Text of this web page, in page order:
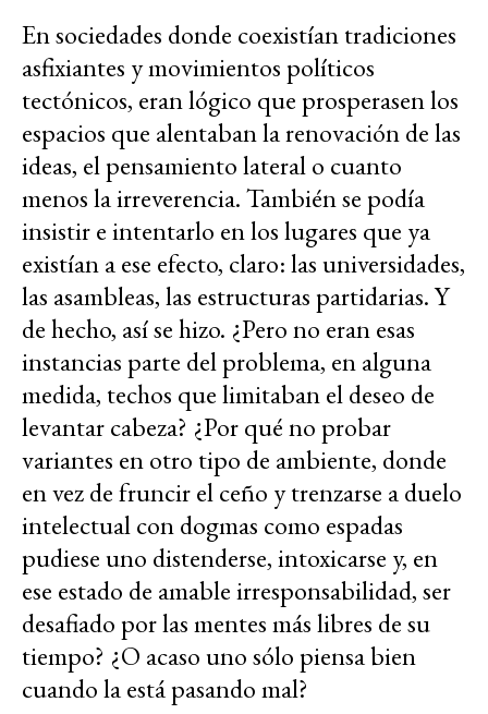
En sociedades donde coexistían tradiciones
asfixiantes y movimientos políticos
tectónicos, eran lógico que prosperasen los
espacios que alentaban la renovación de las
ideas, el pensamiento lateral o cuanto
menos la irreverencia. También se podía
insistir e intentarlo en los lugares que ya
existían a ese efecto, claro: las universidades,
las asambleas, las estructuras partidarias. Y
de hecho, así se hizo. ¿Pero no eran esas
instancias parte del problema, en alguna
medida, techos que limitaban el deseo de
levantar cabeza? ¿Por qué no probar
variantes en otro tipo de ambiente, donde
en vez de fruncir el ceño y trenzarse a duelo
intelectual con dogmas como espadas
pudiese uno distenderse, intoxicarse y, en
ese estado de amable irresponsabilidad, ser
desafiado por las mentes más libres de su
tiempo? ¿O acaso uno sólo piensa bien
cuando la está pasando mal?